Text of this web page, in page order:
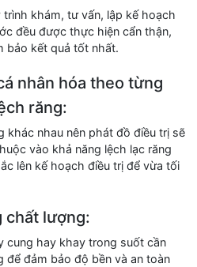
khám, tư vấn, lập kế hoạch
đều được thực hiện cẩn thận,
bảo kết quả tốt nhất.
nhân hóa theo từng
răng:
khác nhau nên phát đồ điều trị sẽ
vào khả năng lệch lạc răng
lên kế hoạch điều trị để vừa tối
chất lượng:
cung hay khay trong suốt cần
để đảm bảo độ bền và an toàn